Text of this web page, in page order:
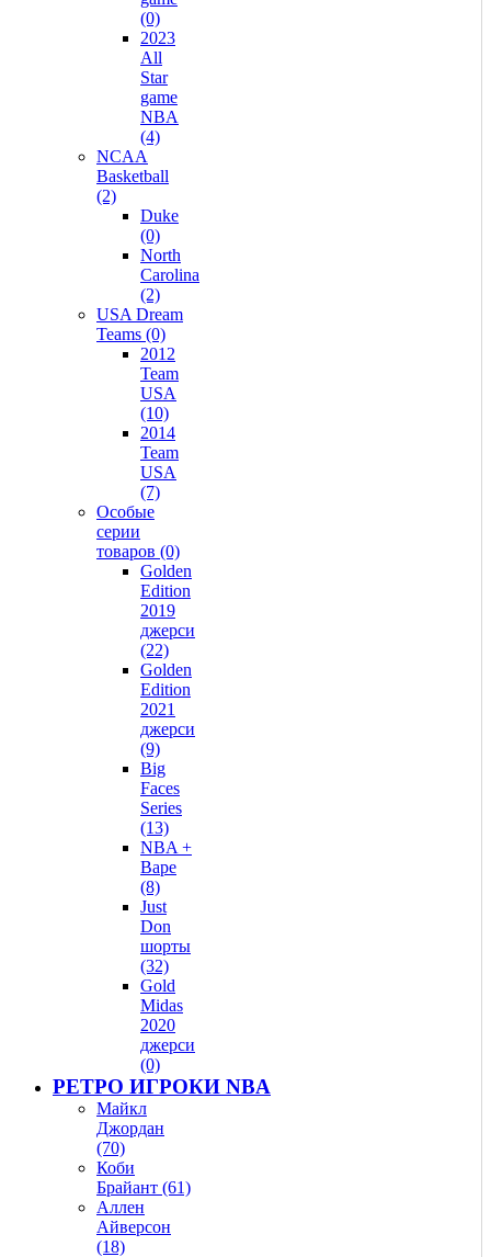
(0)
2023
All
Star
game
NBA
(4)
NCAA
Basketball
(2)
Duke
(0)
North
Carolina
(2)
USA Dream
Teams (0)
2012
Team
USA
(10)
2014
Team
USA
(7)
Особые
серии
товаров (0)
Golden
Edition
2019
джерси
(22)
Golden
Edition
2021
джерси
(9)
Big
Faces
Series
(13)
NBA +
Bape
(8)
Just
Don
шорты
(32)
Gold
Midas
2020
джерси
(0)
РЕТРО ИГРОКИ NBA
Майкл
Джордан
(70)
Коби
Брайант (61)
Аллен
Айверсон
(18)